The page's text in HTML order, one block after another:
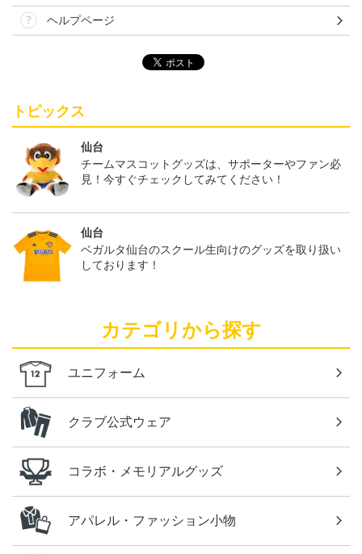
ヘルプページ
トピックス
仙台
チームマスコットグッズは、サポーターやファン必
見！今すぐチェックしてみてください！
仙台
ベガルタ仙台のスクール生向けのグッズを取り扱い
しております！
カテゴリから探す
ユニフォーム
クラブ公式ウェア
コラボ・メモリアルグッズ
アパレル・ファッション小物